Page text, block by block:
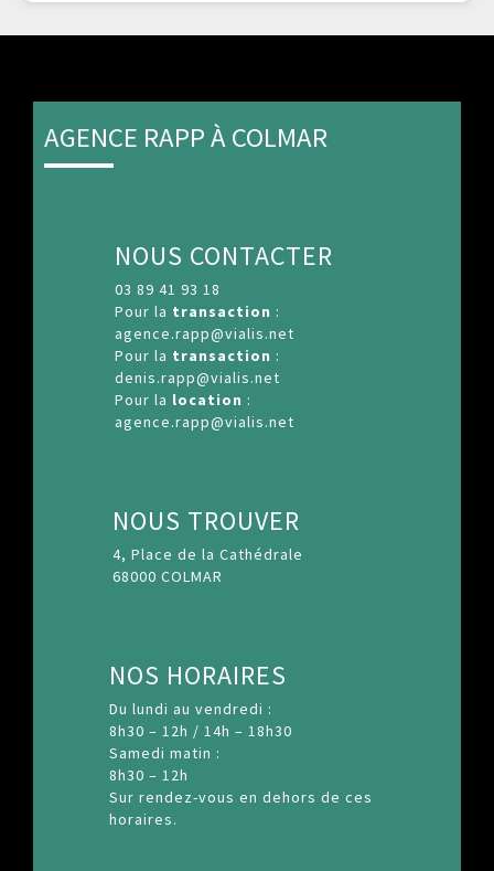
AGENCE RAPP À COLMAR
NOUS CONTACTER
03 89 41 93 18
Pour la transaction :
agence.rapp@vialis.net
Pour la transaction :
denis.rapp@vialis.net
Pour la location :
agence.rapp@vialis.net
NOUS TROUVER
4, Place de la Cathédrale
68000 COLMAR
NOS HORAIRES
Du lundi au vendredi :
8h30 – 12h / 14h – 18h30
Samedi matin :
8h30 – 12h
Sur rendez-vous en dehors de ces
horaires.